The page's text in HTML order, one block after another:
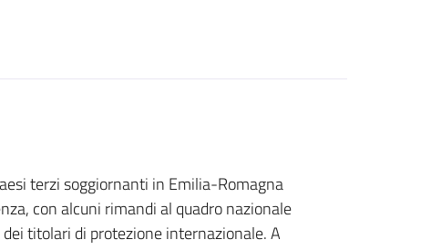
terzi soggiornanti in Emilia-Romagna
con alcuni rimandi al quadro nazionale
titolari di protezione internazionale. A